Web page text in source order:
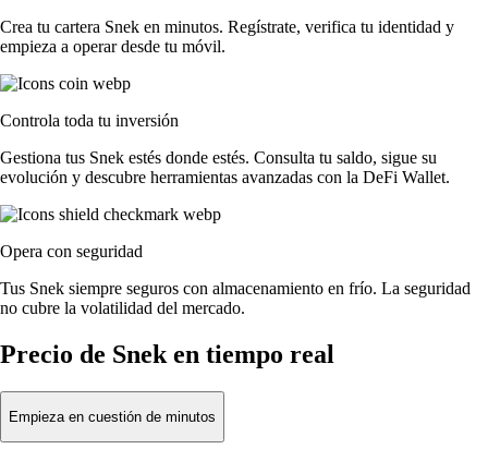
Crea tu cartera Snek en minutos. Regístrate, verifica tu identidad y
empieza a operar desde tu móvil.
Controla toda tu inversión
Gestiona tus Snek estés donde estés. Consulta tu saldo, sigue su
evolución y descubre herramientas avanzadas con la DeFi Wallet.
Opera con seguridad
Tus Snek siempre seguros con almacenamiento en frío. La seguridad
no cubre la volatilidad del mercado.
Precio de Snek en tiempo real
Empieza en cuestión de minutos